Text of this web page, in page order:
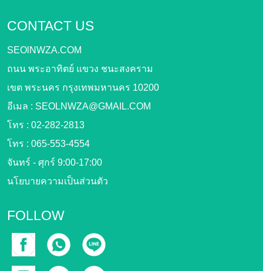
CONTACT US
SEOlNWZA.COM
ถนน พระอาทิตย์ แขวง ชนะสงคราม
เขต พระนคร กรุงเทพมหานคร 10200
อีเมล : SEOLNWZA@GMAIL.COM
โทร : 02-282-2813
โทร : 065-553-4554
จันทร์ - ศุกร์ 9:00-17:00
นโยบายความเป็นส่วนตัว
FOLLOW